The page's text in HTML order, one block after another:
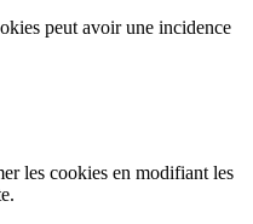
peut avoir une incidence
les cookies en modifiant les